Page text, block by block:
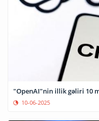
"OpenAI"nin illik gəliri 10
10-06-2025